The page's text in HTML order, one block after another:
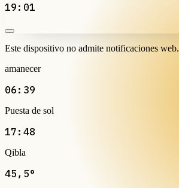
19:01
Este dispositivo no admite notificaciones web.
amanecer
06:39
Puesta de sol
17:48
Qibla
45,5°